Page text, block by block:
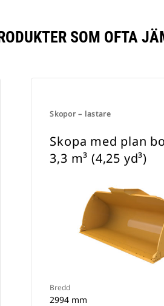
SOM OFTA
Skopor – lastare
Skopa med plan
3,3 m³ (4,25 yd³)
Bredd
2994 mm